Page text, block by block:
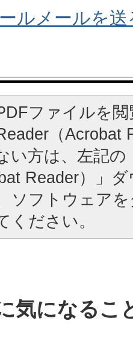
ルメールを送
ファイルを
（Acrobat
い方は、左記の
Reader）」
ソフトウェア
ください。
気になるこ